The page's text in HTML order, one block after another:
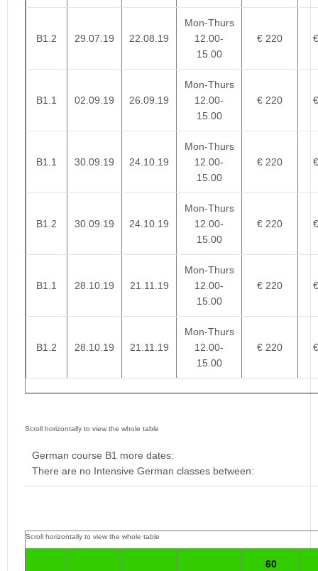
B1.2 29.07.19 22.08.19
Mon-Thurs
12.00-
15.00
€ 220
B1.1 02.09.19 26.09.19
Mon-Thurs
12.00-
15.00
€ 220
B1.1 30.09.19 24.10.19
Mon-Thurs
12.00-
15.00
€ 220
B1.2 30.09.19 24.10.19
Mon-Thurs
12.00-
15.00
€ 220
B1.1 28.10.19 21.11.19
Mon-Thurs
12.00-
15.00
€ 220
B1.2 28.10.19 21.11.19
Mon-Thurs
12.00-
15.00
€ 220
German course B1 more dates:
There are no Intensive German classes between:
60